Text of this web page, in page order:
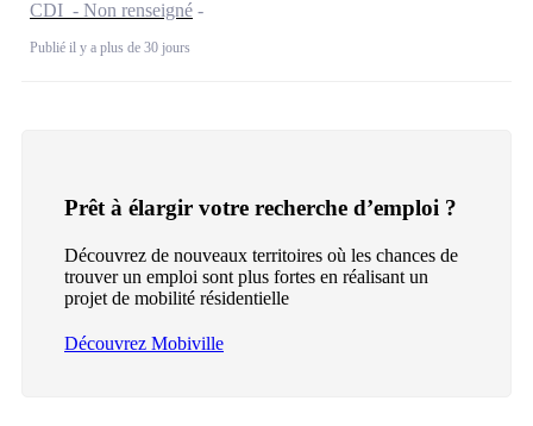
CDI - Non renseigné
Publié il y a plus de 30 jours
Prêt à élargir votre recherche d’emploi ?
Découvrez de nouveaux territoires où les chances de
trouver un emploi sont plus fortes en réalisant un
projet de mobilité résidentielle
Découvrez Mobiville